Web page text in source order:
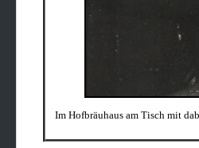
Im Hofbräuhaus am Tisch mit